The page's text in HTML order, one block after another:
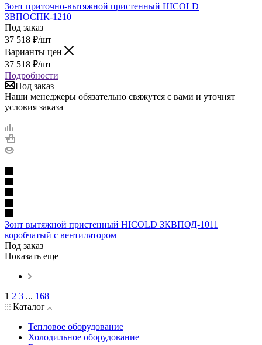
Зонт приточно-вытяжной пристенный HICOLD
ЗВПОСПК-1210
Под заказ
37 518 ₽/шт
Варианты цен
37 518 ₽/шт
Подробности
Под заказ
Наши менеджеры обязательно свяжутся с вами и уточнят
условия заказа
Зонт вытяжной пристенный HICOLD ЗКВПОД-1011
коробчатый с вентилятором
Под заказ
Показать еще
1 2 3 ... 168
Каталог
Тепловое оборудование
Холодильное оборудование